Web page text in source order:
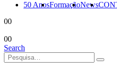
50 AnosFormaçãoNews
00
00
Search